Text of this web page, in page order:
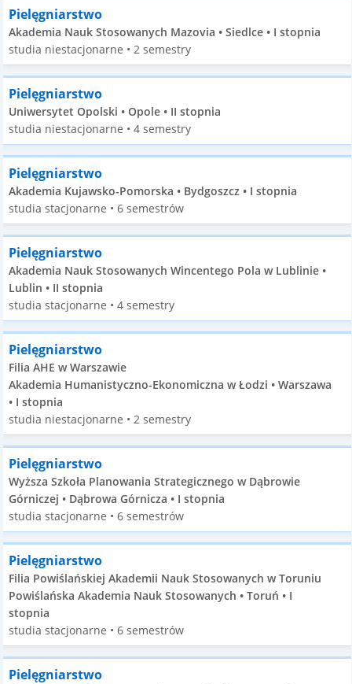
Pielęgniarstwo
Akademia Nauk Stosowanych Mazovia • Siedlce • I stopnia
studia niestacjonarne • 2 semestry
Pielęgniarstwo
Uniwersytet Opolski • Opole • II stopnia
studia niestacjonarne • 4 semestry
Pielęgniarstwo
Akademia Kujawsko-Pomorska • Bydgoszcz • I stopnia
studia stacjonarne • 6 semestrów
Pielęgniarstwo
Akademia Nauk Stosowanych Wincentego Pola w Lublinie •
Lublin • II stopnia
studia stacjonarne • 4 semestry
Pielęgniarstwo
Filia AHE w Warszawie
Akademia Humanistyczno-Ekonomiczna w Łodzi • Warszawa
• I stopnia
studia niestacjonarne • 2 semestry
Pielęgniarstwo
Wyższa Szkoła Planowania Strategicznego w Dąbrowie
Górniczej • Dąbrowa Górnicza • I stopnia
studia stacjonarne • 6 semestrów
Pielęgniarstwo
Filia Powiślańskiej Akademii Nauk Stosowanych w Toruniu
Powiślańska Akademia Nauk Stosowanych • Toruń • I
stopnia
studia stacjonarne • 6 semestrów
Pielęgniarstwo